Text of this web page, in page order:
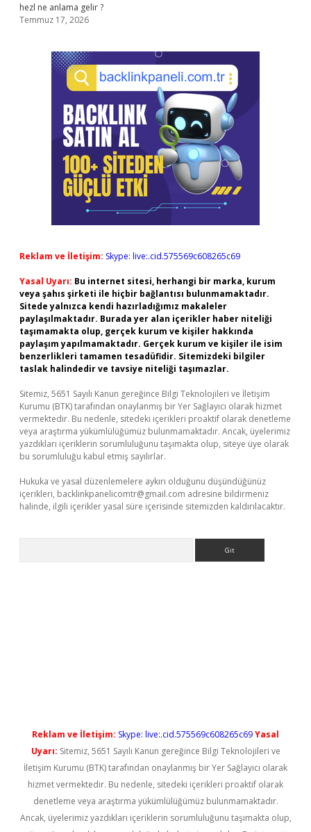
hezl ne anlama gelir ?
Temmuz 17, 2026
Reklam ve İletişim: Skype: live:.cid.575569c608265c69
Yasal Uyarı: Bu internet sitesi, herhangi bir marka, kurum
veya şahıs şirketi ile hiçbir bağlantısı bulunmamaktadır.
Sitede yalnızca kendi hazırladığımız makaleler
paylaşılmaktadır. Burada yer alan içerikler haber niteliği
taşımamakta olup, gerçek kurum ve kişiler hakkında
paylaşım yapılmamaktadır. Gerçek kurum ve kişiler ile isim
benzerlikleri tamamen tesadüfidir. Sitemizdeki bilgiler
taslak halindedir ve tavsiye niteliği taşımazlar.
Sitemiz, 5651 Sayılı Kanun gereğince Bilgi Teknolojileri ve İletişim
Kurumu (BTK) tarafından onaylanmış bir Yer Sağlayıcı olarak hizmet
vermektedir. Bu nedenle, sitedeki içerikleri proaktif olarak denetleme
veya araştırma yükümlülüğümüz bulunmamaktadır. Ancak, üyelerimiz
yazdıkları içeriklerin sorumluluğunu taşımakta olup, siteye üye olarak
bu sorumluluğu kabul etmiş sayılırlar.
Hukuka ve yasal düzenlemelere aykırı olduğunu düşündüğünüz
içerikleri, backlinkpanelicomtr@gmail.com adresine bildirmeniz
halinde, ilgili içerikler yasal süre içerisinde sitemizden kaldırılacaktır.
Reklam ve İletişim: Skype: live:.cid.575569c608265c69Yasal
Uyarı: Sitemiz, 5651 Sayılı Kanun gereğince Bilgi Teknolojileri ve
İletişim Kurumu (BTK) tarafından onaylanmış bir Yer Sağlayıcı olarak
hizmet vermektedir. Bu nedenle, sitedeki içerikleri proaktif olarak
denetleme veya araştırma yükümlülüğümüz bulunmamaktadır.
Ancak, üyelerimiz yazdıkları içeriklerin sorumluluğunu taşımakta olup,